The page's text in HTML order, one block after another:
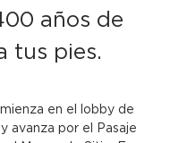
años de
tus pies.
en el lobby de
avanza por el Pasaje